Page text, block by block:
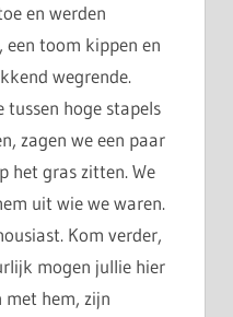
en werden
toom kippen en
wegrende.
tussen hoge stapels
zagen we een paar
het gras zitten. We
uit wie we waren.
Kom verder,
mogen jullie hier
met hem, zijn